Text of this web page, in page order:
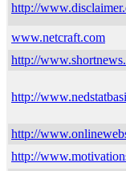
http://
www.netcraft.com
http://
http://
http://
http://